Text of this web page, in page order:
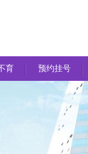
育 预约挂号